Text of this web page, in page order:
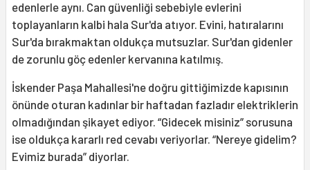
edenlerle aynı. Can güvenliği sebebiyle evlerini
toplayanların kalbi hala Sur'da atıyor. Evini, hatıralarını
Sur'da bırakmaktan oldukça mutsuzlar. Sur'dan gidenler
de zorunlu göç edenler kervanına katılmış.
İskender Paşa Mahallesi'ne doğru gittiğimizde kapısının
önünde oturan kadınlar bir haftadan fazladır elektriklerin
olmadığından şikayet ediyor. “Gidecek misiniz” sorusuna
ise oldukça kararlı red cevabı veriyorlar. “Nereye gidelim?
Evimiz burada” diyorlar.